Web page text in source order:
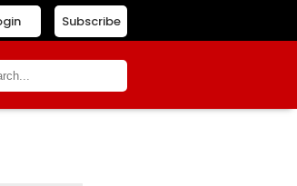
Subscribe